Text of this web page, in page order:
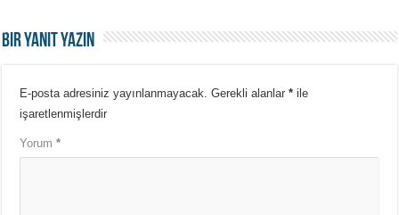
Bir yanıt yazın
E-posta adresiniz yayınlanmayacak. Gerekli alanlar* ile
işaretlenmişlerdir
Yorum*